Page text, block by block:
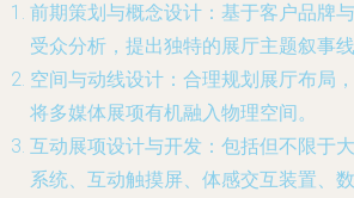
前期策划与概念设计 ：基于客户品牌
受众分析，提出独特的展厅主题叙事
空间与动线设计 ：合理规划展厅布局
将多媒体展项有机融入物理空间。
互动展项设计与开发 ：包括但不限于
系统、互动触摸屏、体感交互装置、